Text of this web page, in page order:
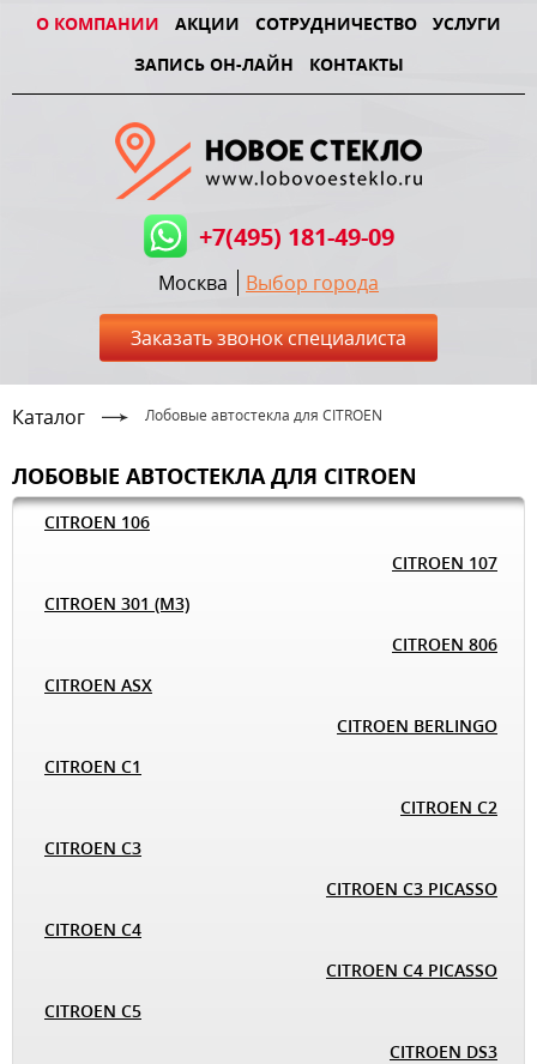
О КОМПАНИИ АКЦИИ СОТРУДНИЧЕСТВО
УСЛУГИ
ЗАПИСЬ ОН-ЛАЙН
КОНТАКТЫ
+7(495) 181-49-09
Москва Выбор города
Заказать звонок специалиста
Каталог Лобовые автостекла для CITROEN
ЛОБОВЫЕ АВТОСТЕКЛА ДЛЯ CITROEN
CITROEN 106
CITROEN 107
CITROEN 301 (M3)
CITROEN 806
CITROEN ASX
CITROEN BERLINGO
CITROEN C1
CITROEN C2
CITROEN C3
CITROEN C3 PICASSO
CITROEN C4
CITROEN C4 PICASSO
CITROEN C5
CITROEN DS3